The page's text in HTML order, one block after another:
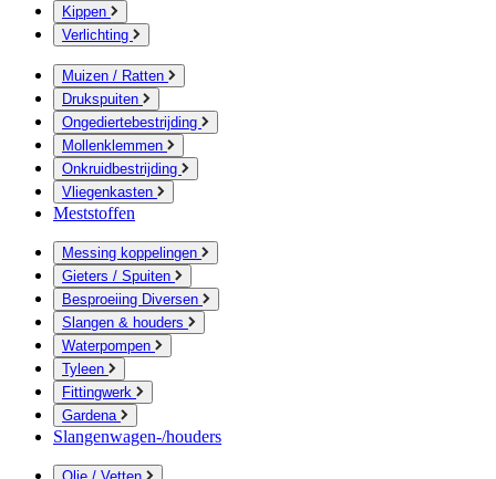
Kippen
Verlichting
Muizen / Ratten
Drukspuiten
Ongediertebestrijding
Mollenklemmen
Onkruidbestrijding
Vliegenkasten
Meststoffen
Messing koppelingen
Gieters / Spuiten
Besproeiing Diversen
Slangen & houders
Waterpompen
Tyleen
Fittingwerk
Gardena
Slangenwagen-/houders